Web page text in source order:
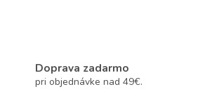
Doprava zadarmo
pri objednávke nad 49€.